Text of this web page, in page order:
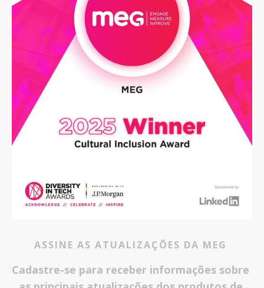
ASSINE AS ATUALIZAÇÕES DA MEG
Cadastre-se para receber informações sobre